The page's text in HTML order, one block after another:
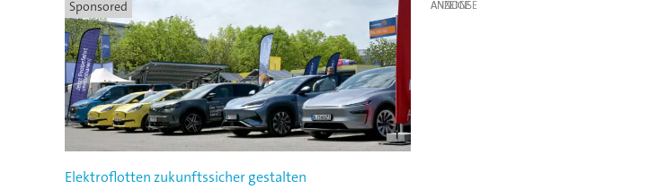
Sponsored
Elektroflotten zukunftssicher gestalten
ANZEIGE